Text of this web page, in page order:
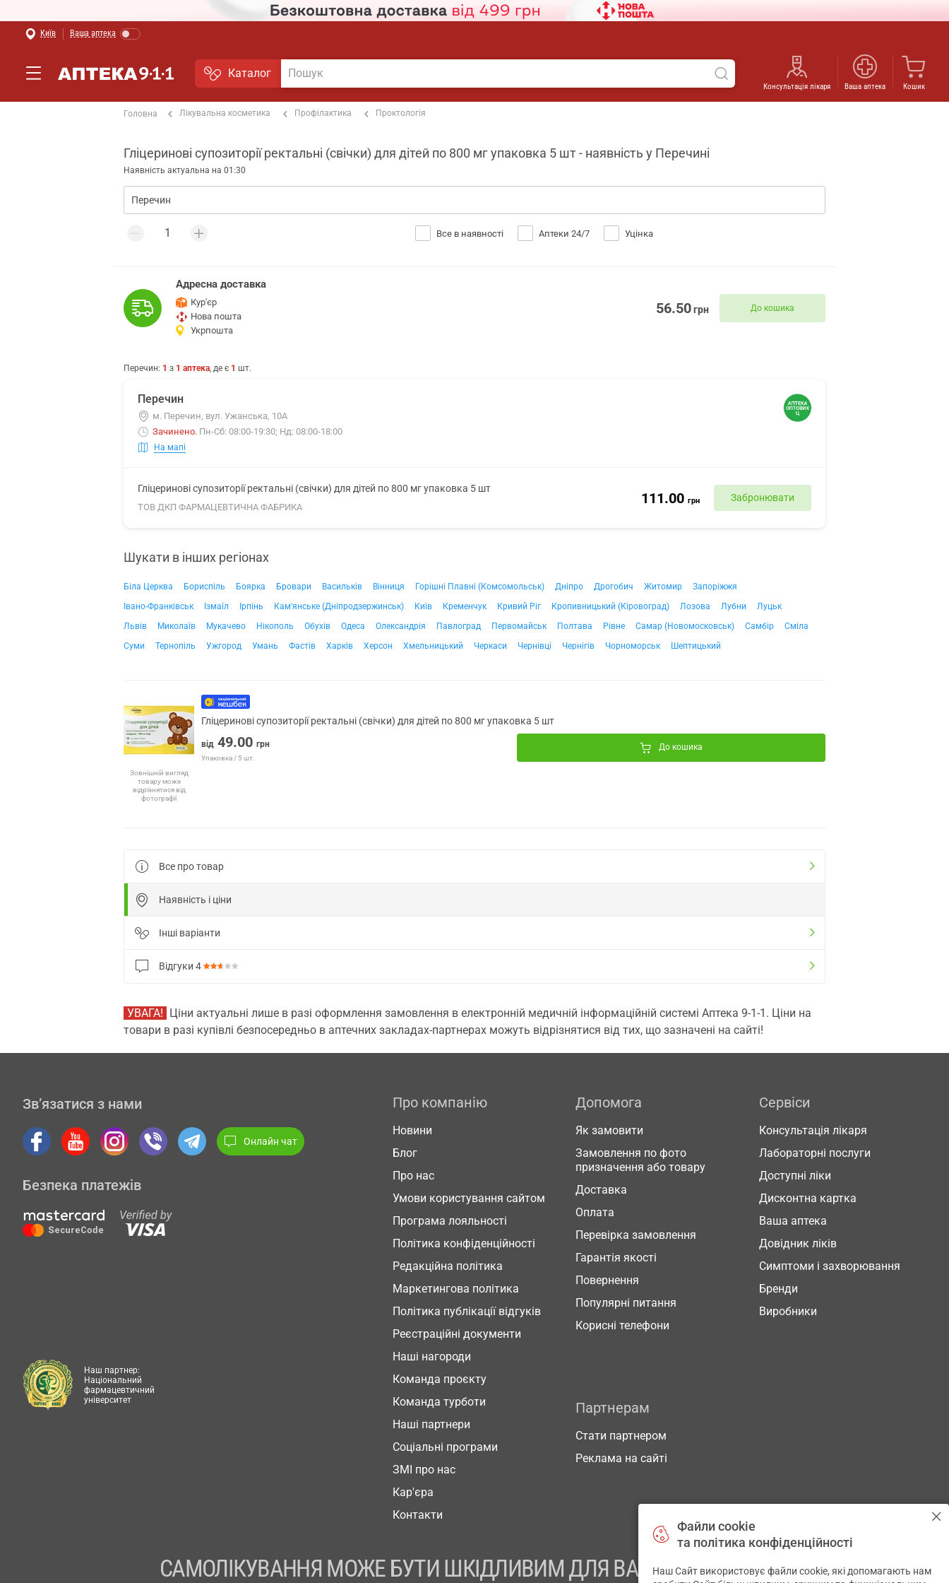
Київ Ваша аптека
Каталог
Консультація лікаря Ваша аптека Кошик
Головна Лікувальна косметика Профілактика Проктологія
Гліцеринові супозиторії ректальні (свічки) для дітей по 800 мг упаковка 5 шт - наявність у Перечині
Наявність актуальна на 01:30
Все в наявності Аптеки 24/7 Уцінка
Адресна доставка
Кур'єр
Нова пошта
Укрпошта
56.50грн До кошика
Перечин: 1 з 1 аптека, де є 1 шт.
Перечин
м. Перечин, вул. Ужанська, 10А
Зачинено. Пн-Сб: 08:00-19:30; Нд: 08:00-18:00
На мапі
Гліцеринові супозиторії ректальні (свічки) для дітей по 800 мг упаковка 5 шт
ТОВ ДКП ФАРМАЦЕВТИЧНА ФАБРИКА
111.00 грн Забронювати
Шукати в інших регіонах
Біла Церква Бориспіль Боярка Бровари Васильків Вінниця Горішні Плавні (Комсомольськ) Дніпро Дрогобич Житомир
Запоріжжя
Івано-Франківськ
Ізмаїл Ірпінь Кам'янське (Дніпродзержинськ) Київ Кременчук Кривий Ріг Кропивницький (Кіровоград) Лозова Лубни
Луцьк
Львів
Миколаїв Мукачево Нікополь Обухів Одеса Олександрія Павлоград Первомайськ Полтава Рівне Самар (Новомосковськ) Самбір
Сміла
Суми
Тернопіль Ужгород Умань Фастів Харків Херсон Хмельницький Черкаси Чернівці Чернігів Чорноморськ Шептицький
Зовнішній вигляд
товару може
відрізнятися від
фотографії
Гліцеринові супозиторії ректальні (свічки) для дітей по 800 мг упаковка 5 шт
від 49.00 грн
Упаковка / 5 шт.
До кошика
Все про товар
Наявність і ціни
Інші варіанти
Відгуки 4
УВАГА! Ціни актуальні лише в разі оформлення замовлення в електронній медичній інформаційній системі Аптека 9-1-1. Ціни на
товари в разі купівлі безпосередньо в аптечних закладах-партнерах можуть відрізнятися від тих, що зазначені на сайті!
Зв’язатися з нами
Онлайн чат
Безпека платежів
Про компанію
Новини
Блог
Про нас
Умови користування сайтом
Програма лояльності
Політика конфіденційності
Редакційна політика
Маркетингова політика
Політика публікації відгуків
Реєстраційні документи
Наші нагороди
Команда проєкту
Команда турботи
Наші партнери
Соціальні програми
ЗМІ про нас
Кар'єра
Контакти
Допомога
Як замовити
Замовлення по фото
призначення або товару
Доставка
Оплата
Перевірка замовлення
Гарантія якості
Повернення
Популярні питання
Корисні телефони
Сервіси
Консультація лікаря
Лабораторні послуги
Доступні ліки
Дисконтна картка
Ваша аптека
Довідник ліків
Симптоми і захворювання
Бренди
Виробники
Партнерам
Стати партнером
Реклама на сайті
Наш партнер:
Національний
фармацевтичний
університет
САМОЛІКУВАННЯ МОЖЕ БУТИ ШКІДЛИВИМ ДЛЯ ВАШОГО ЗДОРОВ’Я
Файли cookie
та політика конфіденційності
Наш Сайт використовує файли cookie, які допомагають нам